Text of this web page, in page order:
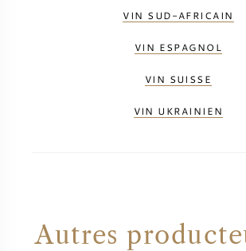
VIN SUD-AFRICAIN
VIN ESPAGNOL
VIN SUISSE
VIN UKRAINIEN
Autres